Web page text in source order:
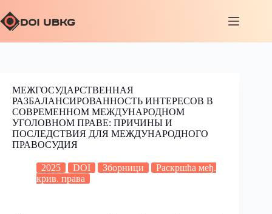
МЕЖГОСУДАРСТВЕННАЯ
РАЗБАЛАНСИРОВАННОСТЬ ИНТЕРЕСОВ В
СОВРЕМЕННОМ МЕЖДУНАРОДНОМ
УГОЛОВНОМ ПРАВЕ: ПРИЧИНЫ И
ПОСЛЕДСТВИЯ ДЛЯ МЕЖДУНАРОДНОГО
ПРАВОСУДИЯ
2025 DOI Зборници
Раскршћа међ.
крив. права